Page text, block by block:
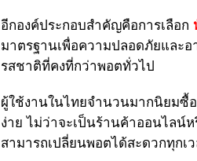
อีกองค์ประกอบสำคัญคือการเลือก
มาตรฐานเพื่อความปลอดภัยและ
รสชาติที่คงที่กว่าพอตทั่วไป
ผู้ใช้งานในไทยจำนวนมากนิยมซื้อ
ง่าย ไม่ว่าจะเป็นร้านค้าออนไลน์
สามารถเปลี่ยนพอตได้สะดวกทุกเว